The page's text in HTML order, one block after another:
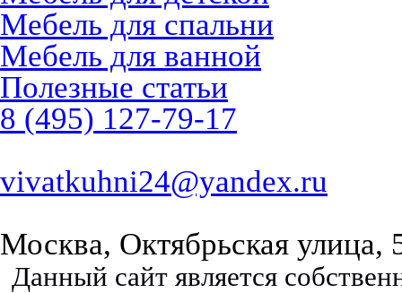
Мебель для спальни
Мебель для ванной
Полезные статьи
8 (495) 127-79-17
vivatkuhni24@yandex.ru
Москва, Октябрьская улица,
Данный сайт является